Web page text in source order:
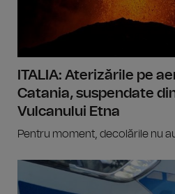
ITALIA: Aterizările pe
Catania, suspendate
Vulcanului Etna
Pentru moment, decolările nu